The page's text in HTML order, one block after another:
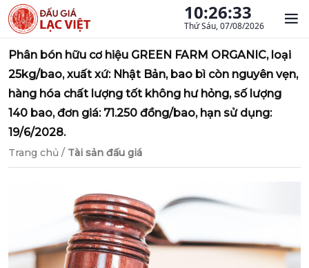
10:26:34
Thứ Sáu, 07/08/2026
Phân bón hữu cơ hiệu GREEN FARM ORGANIC, loại
25kg/bao, xuất xứ: Nhật Bản, bao bì còn nguyên vẹn,
hàng hóa chất lượng tốt không hư hỏng, số lượng
140 bao, đơn giá: 71.250 đồng/bao, hạn sử dụng:
19/6/2028.
Trang chủ / Tài sản đấu giá